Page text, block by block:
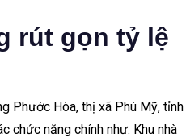
rút gọn tỷ lệ
Phước Hòa, thị xã Phú Mỹ, tỉnh
chức năng chính như: Khu nhà